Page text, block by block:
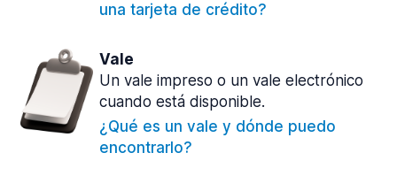
una tarjeta de crédito?
Vale
Un vale impreso o un vale electrónico
cuando está disponible.
¿Qué es un vale y dónde puedo
encontrarlo?